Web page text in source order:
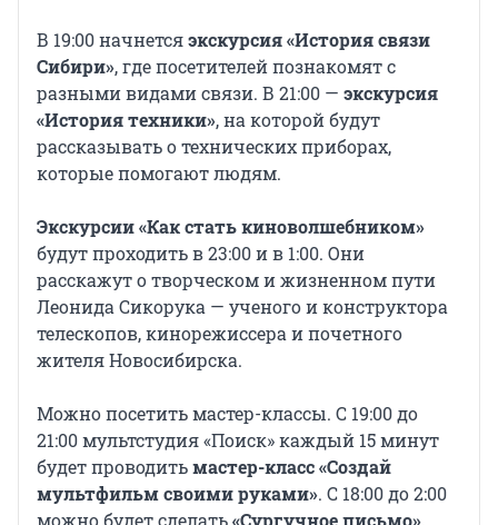
В 19:00 начнетсяэкскурсия «История связи
Сибири», где посетителей познакомят с
разными видами связи. В 21:00 — экскурсия
«История техники», на которой будут
рассказывать о технических приборах,
которые помогают людям.
Экскурсии «Как стать киноволшебником»
будут проходить в 23:00 и в 1:00. Они
расскажут о творческом и жизненном пути
Леонида Сикорука — ученого и конструктора
телескопов, кинорежиссера и почетного
жителя Новосибирска.
Можно посетить мастер-классы. С 19:00 до
21:00 мультстудия «Поиск» каждый 15 минут
будет проводитьмастер-класс «Создай
мультфильм своими руками». С 18:00 до 2:00